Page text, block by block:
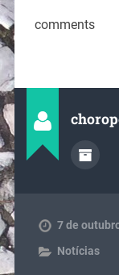
comments
7 de
Notícias